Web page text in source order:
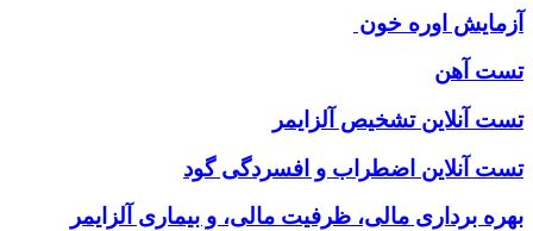
آزمایش اوره خون
تست آهن
تست آنلاين تشخيص آلزايمر
تست آنلاین اضطراب و افسردگی گود
بهره برداری مالی، ظرفیت مالی، و بیماری آلزایمر